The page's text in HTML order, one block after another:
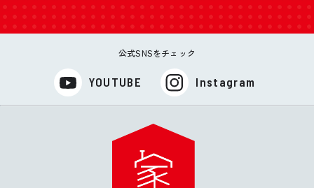
公式SNSをチェック
YOUTUBE Instagram